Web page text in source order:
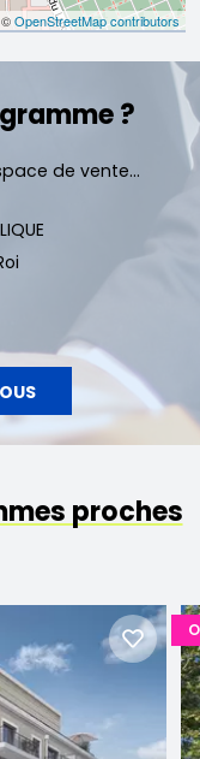
©OpenStreetMap contributors
?
de vente...
proches